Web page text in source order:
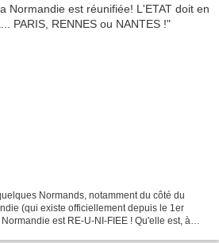
Normands, notamment du côté du
(qui existe officiellement depuis le 1er
est RE-U-NI-FIEE ! Qu'elle est, à